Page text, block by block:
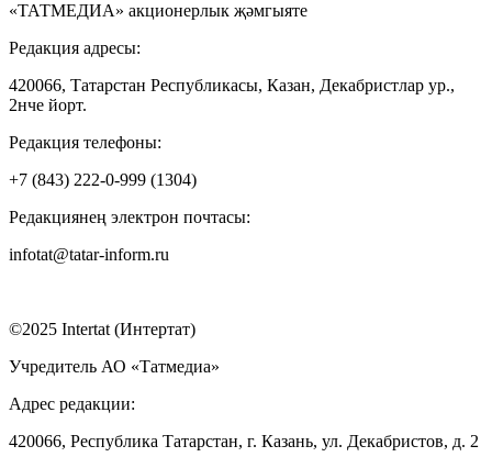
«ТАТМЕДИА» акционерлык җәмгыяте
Редакция адресы:
420066, Татарстан Республикасы, Казан, Декабристлар ур.,
2нче йорт.
Редакция телефоны:
+7 (843) 222-0-999 (1304)
Редакциянең электрон почтасы:
infotat@tatar-inform.ru
©2025 Intertat (Интертат)
Учредитель АО «Татмедиа»
Адрес редакции:
420066, Республика Татарстан, г. Казань, ул. Декабристов, д. 2